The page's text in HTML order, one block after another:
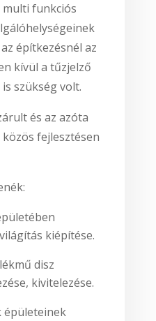
multi funkciós
építkezésnél az
kívül a tűzjelző
szükség volt.
és az azóta
fejlesztésen
kiépítése.
disz
kivitelezése.
épületeinek